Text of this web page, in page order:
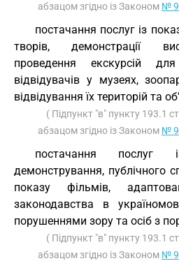
абзацом згідно із Законом №
постачання послуг із
творів, демонстрації
проведення екскурсій
відвідувачів у музеях,
відвідування їх територій та
( Підпункт "в" пункту 193.1
абзацом згідно із Законом №
постачання послуг
демонстрування, публічного
показу фільмів,
законодавства в
порушеннями зору та осіб з
( Підпункт "в" пункту 193.1
абзацом згідно із Законом №